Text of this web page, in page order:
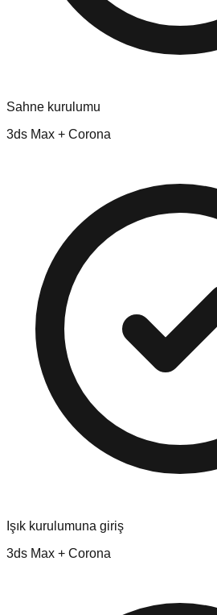
Sahne kurulumu
3ds Max + Corona
Işık kurulumuna giriş
3ds Max + Corona